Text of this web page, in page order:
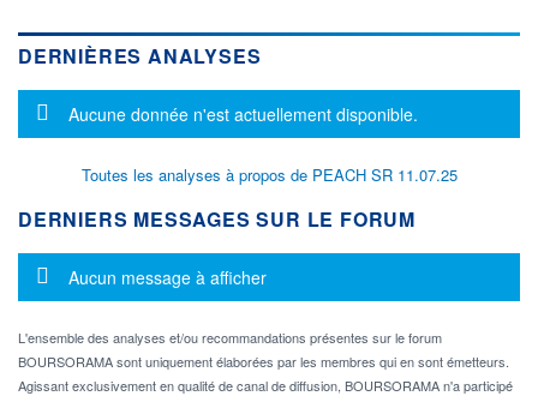
DERNIÈRES ANALYSES
Message d'information
Aucune donnée n'est actuellement disponible.
Toutes les analyses à propos de PEACH SR 11.07.25
DERNIERS MESSAGES SUR LE FORUM
Message d'information
Aucun message à afficher
L'ensemble des analyses et/ou recommandations présentes sur le forum
BOURSORAMA sont uniquement élaborées par les membres qui en sont émetteurs.
Agissant exclusivement en qualité de canal de diffusion, BOURSORAMA n'a participé